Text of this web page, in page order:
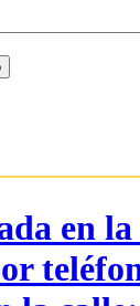
en la